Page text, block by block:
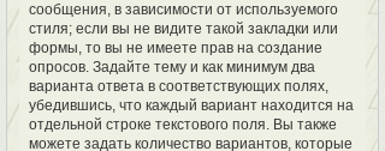
сообщения, в зависимости от используемого
стиля; если вы не видите такой закладки или
формы, то вы не имеете прав на создание
опросов. Задайте тему и как минимум два
варианта ответа в соответствующих полях,
убедившись, что каждый вариант находится на
отдельной строке текстового поля. Вы также
можете задать количество вариантов, которые